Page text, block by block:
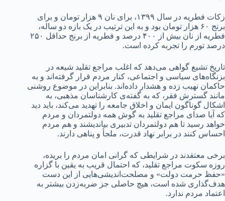
زکات فطریه در سال ۱۳۹۹، برای نان ۹ هزار تومان و برای
برنج ۶۰ هزار تومان بود و به این ترتیب در یک بازه دو ساله،
فطریه از نان بیش از ۴۰۰ درصد و فطریه از برنج حداقل ۲۵۰
درصد تورم را تجربه کرده است.
تاریخ تشیع گواهی می‌دهد که اغلب مراجع تقلید شیعه در
بزنگاه‌های سیاسی و اجتماعی، کنار مردم قرار گرفته‌اند و به
حاکمان نهیب زده و هشدار داده‌اند. بنابراین در موضوع روشنی
مانند گسترش فقر، که به گفته‌ی کارشناسان مذهبی، به
اشکال گوناگون ایمان و اخلاق جامعه را تهدید می‌کند، باید دید
که آیا صدای مراجع تقلید به گوش همه دولتمردان و مردم
خواهد رسید تا هم دولتمردان تدبیری بیاندیشند و هم مردم
احساس کنند در برابر نهاد قدرت، ملجأ و پناهی دارند.
برخی معتقدند در شرایطی که گرانی امان مردم را بریده،
روزه سکوت مراجع تقلید، که احتمال قریب به یقین با گزاره
«حفظ حرمت دولت» و مصلحت‌اندیشی‌هایی از این دست
هدف‌گذاری شده است، هیچ حاصلی جز ضربه‌زدن بیشتر به
اعتماد مردم ندارد.